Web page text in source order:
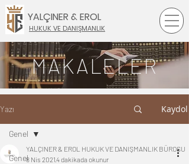
YALÇINER & EROL
HUKUK VE DANIŞMANLIK
MAKALELER
Yazı Kaydol
Genel
Genel
YALÇINER & EROL HUKUK VE DANIŞMANLIK BÜROSU
8 Nis 20214 dakikada okunur